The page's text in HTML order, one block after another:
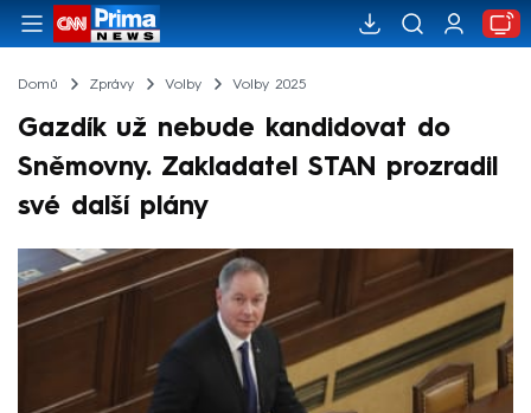
Domů Zprávy Volby Volby 2025
Gazdík už nebude kandidovat do
Sněmovny. Zakladatel STAN prozradil
své další plány